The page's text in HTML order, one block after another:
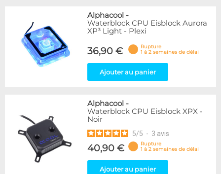
Alphacool -
Waterblock CPU Eisblock Aurora
XP³ Light - Plexi
36,90 €
Rupture
1 à 2 semaines de délai
Ajouter au panier
Alphacool -
Waterblock CPU Eisblock XPX -
Noir
5/5 - 3 avis
40,90 €
Rupture
1 à 2 semaines de délai
Ajouter au panier